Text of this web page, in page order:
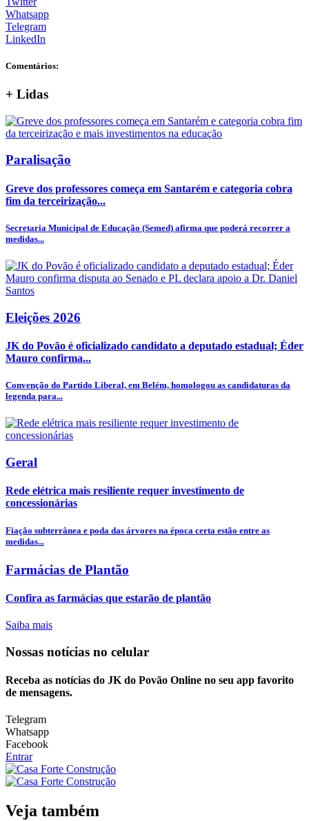
Whatsapp
Telegram
LinkedIn
Comentários:
+ Lidas
Paralisação
Greve dos professores começa em Santarém e categoria cobra
fim da terceirização...
Secretaria Municipal de Educação (Semed) afirma que poderá recorrer a
medidas...
Eleições 2026
JK do Povão é oficializado candidato a deputado estadual; Éder
Mauro confirma...
Convenção do Partido Liberal, em Belém, homologou as candidaturas da
legenda para...
Geral
Rede elétrica mais resiliente requer investimento de
concessionárias
Fiação subterrânea e poda das árvores na época certa estão entre as
medidas...
Farmácias de Plantão
Confira as farmácias que estarão de plantão
Saiba mais
Nossas notícias no celular
Receba as notícias do JK do Povão Online no seu app favorito
de mensagens.
Telegram
Whatsapp
Facebook
Entrar
Veja também